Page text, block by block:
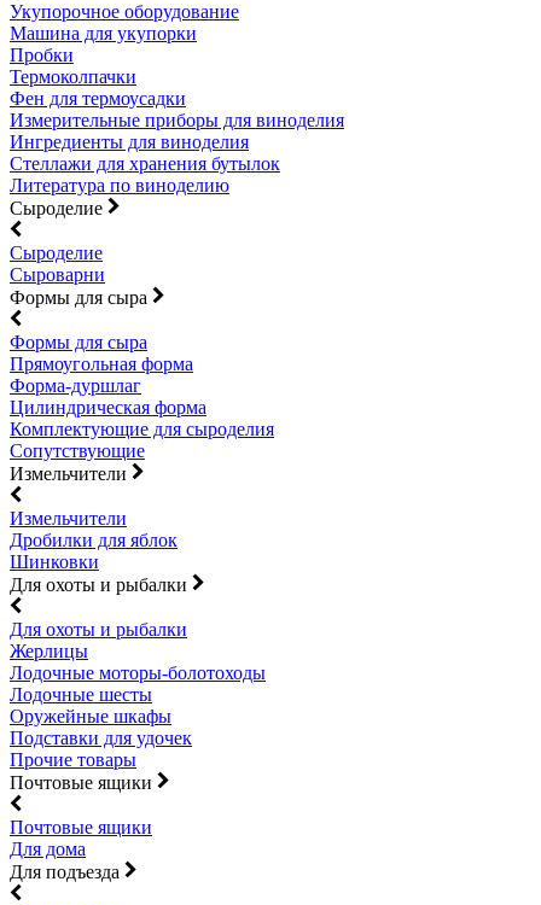
Укупорочное оборудование
Машина для укупорки
Пробки
Термоколпачки
Фен для термоусадки
Измерительные приборы для виноделия
Ингредиенты для виноделия
Стеллажи для хранения бутылок
Литература по виноделию
Сыроделие
Сыроделие
Сыроварни
Формы для сыра
Формы для сыра
Прямоугольная форма
Форма-дуршлаг
Цилиндрическая форма
Комплектующие для сыроделия
Сопутствующие
Измельчители
Измельчители
Дробилки для яблок
Шинковки
Для охоты и рыбалки
Для охоты и рыбалки
Жерлицы
Лодочные моторы-болотоходы
Лодочные шесты
Оружейные шкафы
Подставки для удочек
Прочие товары
Почтовые ящики
Почтовые ящики
Для дома
Для подъезда